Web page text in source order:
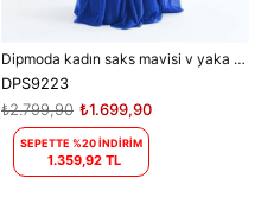
Dipmoda kadın saks mavisi v yaka simli tül abiye elbise DPS9223
DPS9223
₺1.699,90
₺2.799,90
SEPETTE %20 İNDİRİM
1.359,92 TL